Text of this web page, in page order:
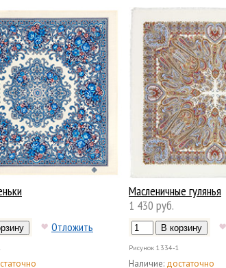
Отложить
Масленичные гулянья
1 430 руб.
Рисунок 1334-1
Наличие: достаточно